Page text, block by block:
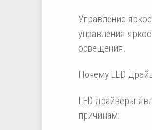
Управление
управления
освещения.
Почему LED
LED драйверы
причинам: